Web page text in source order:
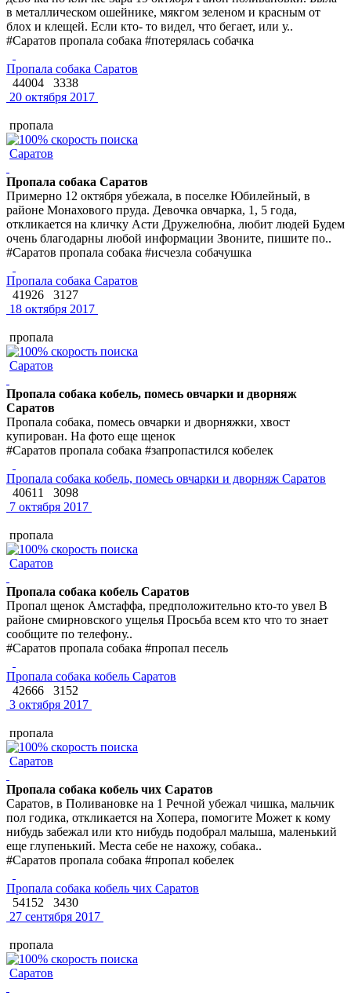
в металлическом ошейнике, мякгом зеленом и красным от
блох и клещей. Если кто- то видел, что бегает, или у..
#Саратов пропала собака #потерялась собачка
Пропала собака Саратов
44004
3338
20 октября 2017
пропала
Саратов
Пропала собака Саратов
Примерно 12 октября убежала, в поселке Юбилейный, в
районе Монахового пруда. Девочка овчарка, 1, 5 года,
откликается на кличку Асти Дружелюбна, любит людей Будем
очень благодарны любой информации Звоните, пишите по..
#Саратов пропала собака #исчезла собачушка
Пропала собака Саратов
41926
3127
18 октября 2017
пропала
Саратов
Пропала собака кобель, помесь овчарки и дворняж
Саратов
Пропала собака, помесь овчарки и дворняжки, хвост
купирован. На фото еще щенок
#Саратов пропала собака #запропастился кобелек
Пропала собака кобель, помесь овчарки и дворняж Саратов
40611
3098
7 октября 2017
пропала
Саратов
Пропала собака кобель Саратов
Пропал щенок Амстаффа, предположительно кто-то увел В
районе смирновского ущелья Просьба всем кто что то знает
сообщите по телефону..
#Саратов пропала собака #пропал песель
Пропала собака кобель Саратов
42666
3152
3 октября 2017
пропала
Саратов
Пропала собака кобель чих Саратов
Саратов, в Поливановке на 1 Речной убежал чишка, мальчик
пол годика, откликается на Хопера, помогите Может к кому
нибудь забежал или кто нибудь подобрал малыша, маленький
еще глупенький. Места себе не нахожу, собака..
#Саратов пропала собака #пропал кобелек
Пропала собака кобель чих Саратов
54152
3430
27 сентября 2017
пропала
Саратов